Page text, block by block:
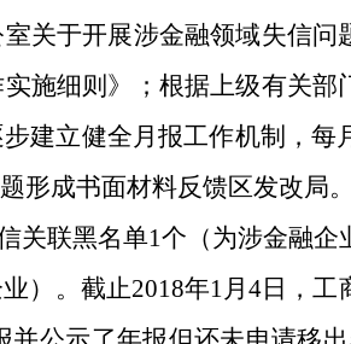
关于开展涉金融领域失信问
施细则》；根据上级有关部
建立健全月报工作机制，每
形成书面材料反馈区发改局。
关联黑名单1个（为涉金融企
）。截止2018年1月4日，工